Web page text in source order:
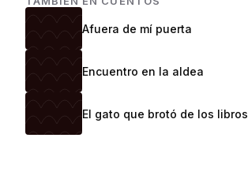
Afuera de mí puerta
Encuentro en la aldea
El gato que brotó de los libros